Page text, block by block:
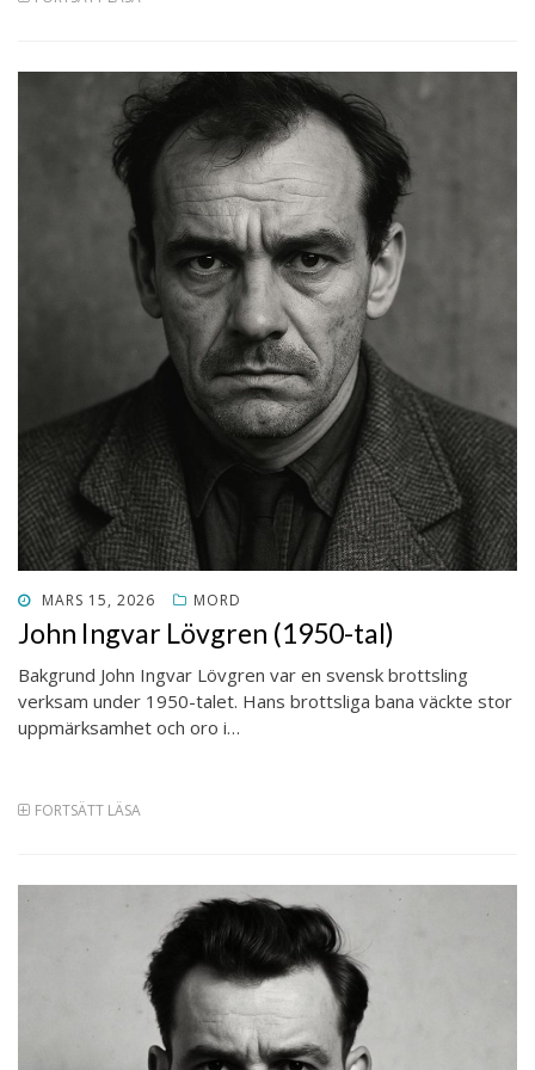
PUBLICERAT
DEN
MARS 15, 2026 MORD
John Ingvar Lövgren (1950-tal)
Bakgrund John Ingvar Lövgren var en svensk brottsling
verksam under 1950-talet. Hans brottsliga bana väckte stor
uppmärksamhet och oro i…
FORTSÄTT LÄSA